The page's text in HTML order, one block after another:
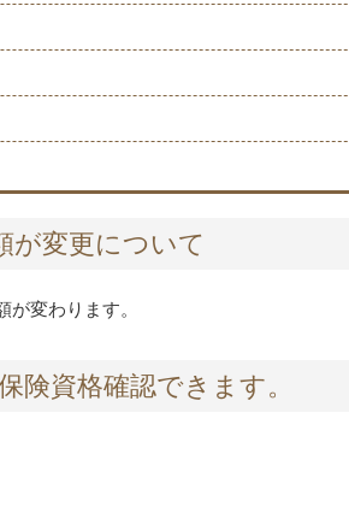
が変更について
変わります。
険資格確認できます。